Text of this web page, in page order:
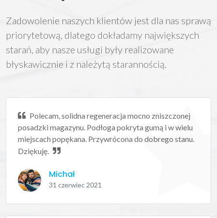
Zadowolenie naszych klientów jest dla nas sprawą
priorytetową, dlatego dokładamy największych
starań, aby nasze usługi były realizowane
błyskawicznie i z należytą starannością.
Polecam, solidna regeneracja mocno zniszczonej
posadzki magazynu. Podłoga pokryta gumą i w wielu
miejscach popękana. Przywrócona do dobrego stanu.
Dziękuję.
Michał
31 czerwiec 2021